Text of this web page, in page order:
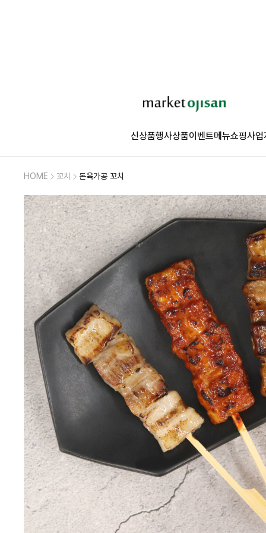
신상품행사상품이벤트메뉴쇼핑사업
HOME 꼬치 돈육가공 꼬치